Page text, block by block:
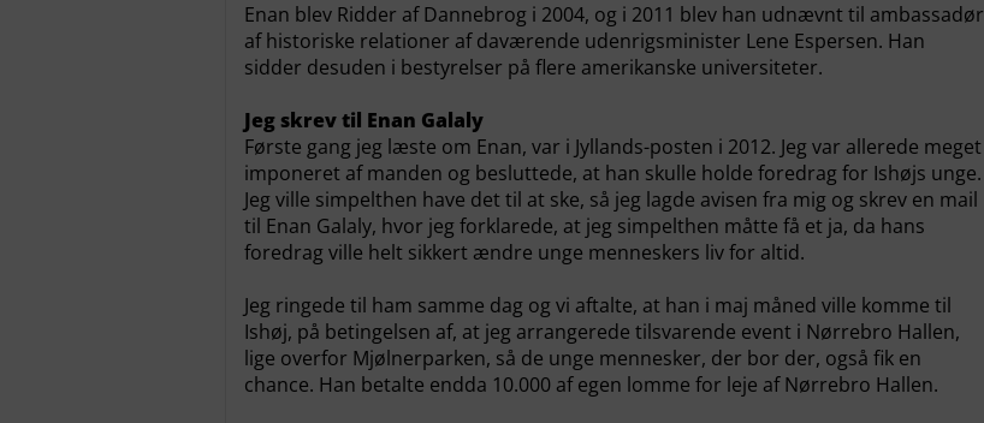
Enan blev Ridder af Dannebrog i 2004, og i 2011 blev han udnævnt til ambassadør
af historiske relationer af daværende udenrigsminister Lene Espersen. Han
sidder desuden i bestyrelser på flere amerikanske universiteter.
Jeg skrev til Enan Galaly
Første gang jeg læste om Enan, var i Jyllands-posten i 2012. Jeg var allerede meget
imponeret af manden og besluttede, at han skulle holde foredrag for Ishøjs unge.
Jeg ville simpelthen have det til at ske, så jeg lagde avisen fra mig og skrev en mail
til Enan Galaly, hvor jeg forklarede, at jeg simpelthen måtte få et ja, da hans
foredrag ville helt sikkert ændre unge menneskers liv for altid.
Jeg ringede til ham samme dag og vi aftalte, at han i maj måned ville komme til
Ishøj, på betingelsen af, at jeg arrangerede tilsvarende event i Nørrebro Hallen,
lige overfor Mjølnerparken, så de unge mennesker, der bor der, også fik en
chance. Han betalte endda 10.000 af egen lomme for leje af Nørrebro Hallen.